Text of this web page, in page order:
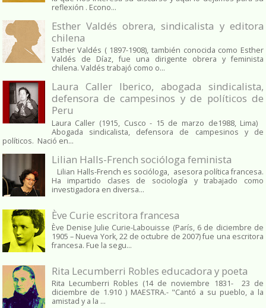
reflexión . Econo...
Esther Valdés obrera, sindicalista y editora
chilena
Esther Valdés ( 1897-1908), también conocida como Esther
Valdés de Díaz, fue una dirigente obrera y feminista
chilena. Valdés trabajó como o...
Laura Caller Iberico, abogada sindicalista,
defensora de campesinos y de políticos de
Peru
Laura Caller (1915, Cusco - 15 de marzo de1988, Lima)
Abogada sindicalista, defensora de campesinos y de
políticos. Nació en...
Lilian Halls-French socióloga feminista
Lilian Halls-French es socióloga, asesora política francesa.
Ha impartido clases de sociología y trabajado como
investigadora en diversa...
Ève Curie escritora francesa
Ève Denise Julie Curie-Labouisse (París, 6 de diciembre de
1905 – Nueva York, 22 de octubre de 2007) fue una escritora
francesa. Fue la segu...
Rita Lecumberri Robles educadora y poeta
Rita Lecumberri Robles (14 de noviembre 1831- 23 de
diciembre de 1.910 ) MAESTRA.- "Cantó a su pueblo, a la
amistad y a la ...